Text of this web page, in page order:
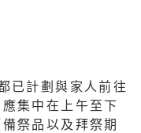
已計劃與家人前往
集中在上午至下
祭品以及拜祭期